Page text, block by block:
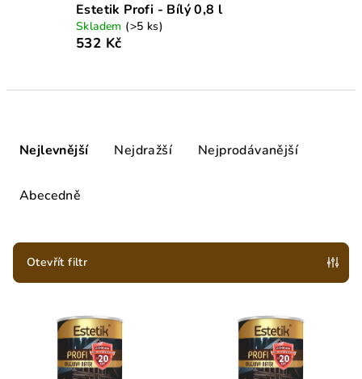
Estetik Profi - Bílý 0,8 l
Skladem (>5 ks)
532 Kč
r
Nejlevnější Nejdražší Nejprodávanější
Abecedně
Otevřít filtr